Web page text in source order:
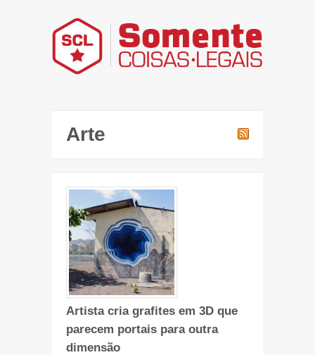
Arte
Artista cria grafites em 3D que
parecem portais para outra
dimensão